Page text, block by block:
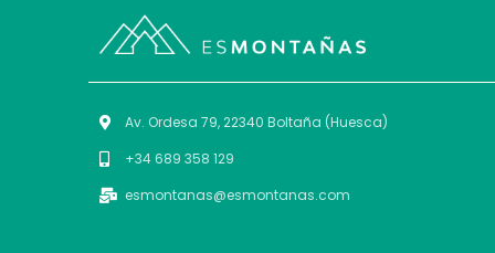
Av. Ordesa 79, 22340 Boltaña (Huesca)
+34 689 358 129
esmontanas@esmontanas.com